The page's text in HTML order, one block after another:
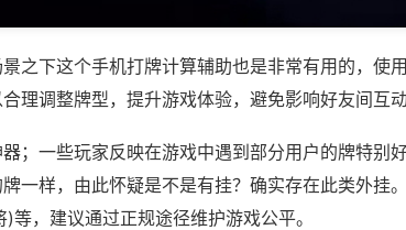
之下这个手机打牌计算辅助也是非常有用的，使
理调整牌型，提升游戏体验，避免影响好友间互动
；一些玩家反映在游戏中遇到部分用户的牌特别
一样，由此怀疑是不是有挂？确实存在此类外挂
等，建议通过正规途径维护游戏公平。